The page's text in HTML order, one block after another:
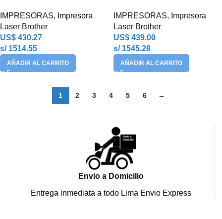
IMPRESORAS, Impresora
Laser Brother
US$ 430.27
s/ 1514.55
AÑADIR AL CARRITO
IMPRESORAS, Impresora
Laser Brother
US$ 439.00
s/ 1545.28
AÑADIR AL CARRITO
1 2 3 4 5 6 →
Envio a Domicilio
Entrega inmediata a todo Lima Envio Express